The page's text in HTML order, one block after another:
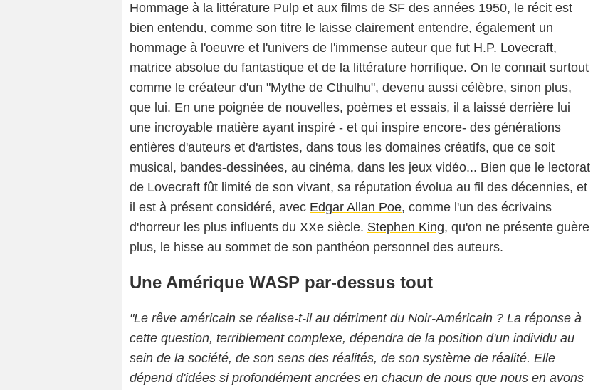
Hommage à la littérature Pulp et aux films de SF des années 1950, le récit est
bien entendu, comme son titre le laisse clairement entendre, également un
hommage à l'oeuvre et l'univers de l'immense auteur que fut H.P. Lovecraft,
matrice absolue du fantastique et de la littérature horrifique. On le connait surtout
comme le créateur d'un "Mythe de Cthulhu", devenu aussi célèbre, sinon plus,
que lui. En une poignée de nouvelles, poèmes et essais, il a laissé derrière lui
une incroyable matière ayant inspiré - et qui inspire encore- des générations
entières d'auteurs et d'artistes, dans tous les domaines créatifs, que ce soit
musical, bandes-dessinées, au cinéma, dans les jeux vidéo... Bien que le lectorat
de Lovecraft fût limité de son vivant, sa réputation évolua au fil des décennies, et
il est à présent considéré, avec Edgar Allan Poe, comme l'un des écrivains
d'horreur les plus influents du XXe siècle. Stephen King, qu'on ne présente guère
plus, le hisse au sommet de son panthéon personnel des auteurs.
Une Amérique WASP par-dessus tout
"Le rêve américain se réalise-t-il au détriment du Noir-Américain ? La réponse à
cette question, terriblement complexe, dépendra de la position d'un individu au
sein de la société, de son sens des réalités, de son système de réalité. Elle
dépend d'idées si profondément ancrées en chacun de nous que nous en avons